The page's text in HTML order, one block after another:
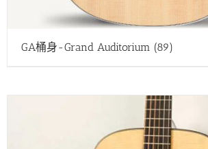
GA桶身-Grand Auditorium (89)